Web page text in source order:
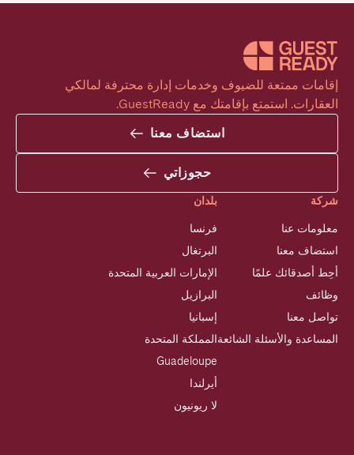
العقارات. استمتع بإقامتك مع GuestReady.
استضاف معنا
حجوزاتي
شركة
معلومات عنا
استضاف معنا
أحِط أصدقائك علمًا
وظائف
تواصل معنا
المساعدة والأسئلة الشائعة
بلدان
فرنسا
البرتغال
الإمارات العربية المتحدة
البرازيل
إسبانيا
المملكة المتحدة
Guadeloupe
أيرلندا
لا ريونيون